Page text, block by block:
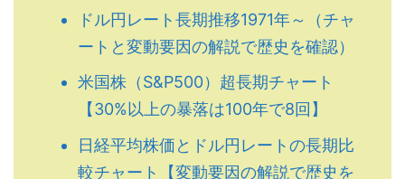
ドル円レート長期推移1971年～（チャ
ートと変動要因の解説で歴史を確認）
米国株（S&P500）超長期チャート
【30%以上の暴落は100年で8回】
日経平均株価とドル円レートの長期比
較チャート【変動要因の解説で歴史を